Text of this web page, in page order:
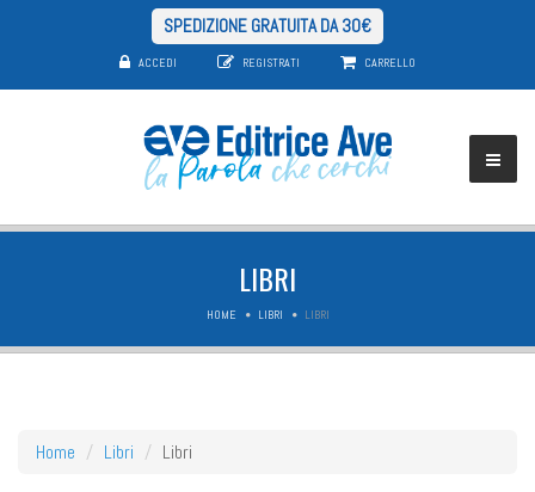
SPEDIZIONE GRATUITA DA 30€
ACCEDI REGISTRATI CARRELLO
LIBRI
HOME LIBRI LIBRI
Home Libri Libri